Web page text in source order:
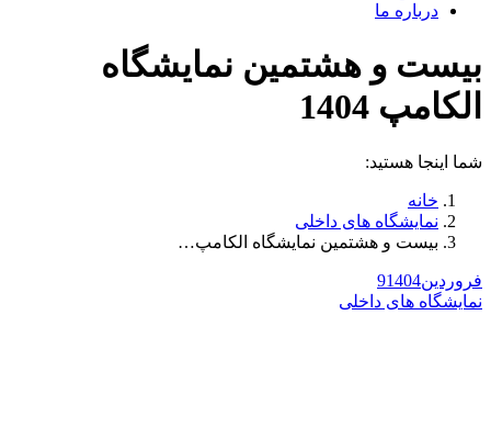
درباره ما
بیست و هشتمین نمایشگاه
الکامپ 1404
شما اینجا هستید:
خانه
نمایشگاه های داخلی
بیست و هشتمین نمایشگاه الکامپ…
فروردین 91404
نمایشگاه های داخلی